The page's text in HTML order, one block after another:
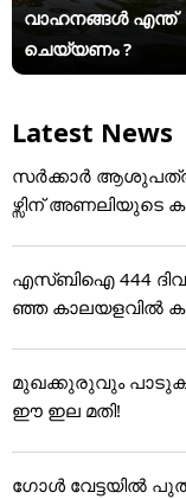
വാഹനങ്ങൾ എന്ത്
ചെയ്യണം ?
Latest News
സർക്കാർ
ഴ്സിന് അ‌ണലിയുടെ
എസ്ബിഐ 444
ഞ്ഞ കാലയളവില്‍
മുഖക്കുരുവും
ഈ ഇല മതി!
ഗോൾ വേട്ടയിൽ